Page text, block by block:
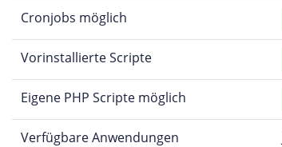
Cronjobs möglich
Vorinstallierte Scripte
Eigene PHP Scripte möglich
Verfügbare Anwendungen